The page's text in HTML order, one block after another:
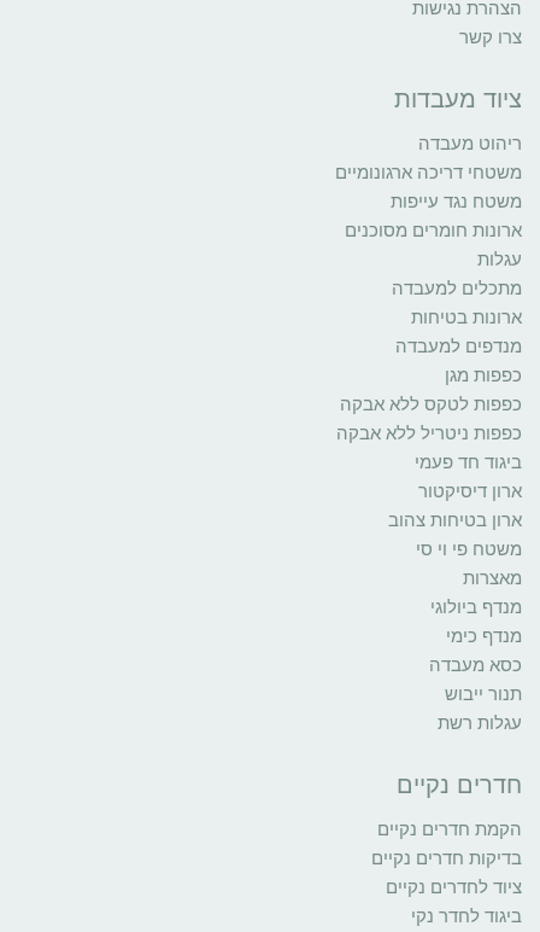
הצהרת נגישות
צרו קשר
ציוד מעבדות
ריהוט מעבדה
משטחי דריכה ארגונומיים
משטח נגד עייפות
ארונות חומרים מסוכנים
עגלות
מתכלים למעבדה
ארונות בטיחות
מנדפים למעבדה
כפפות מגן
כפפות לטקס ללא אבקה
כפפות ניטריל ללא אבקה
ביגוד חד פעמי
ארון דיסיקטור
ארון בטיחות צהוב
משטח פי וי סי
מאצרות
מנדף ביולוגי
מנדף כימי
כסא מעבדה
תנור ייבוש
עגלות רשת
חדרים נקיים
הקמת חדרים נקיים
בדיקות חדרים נקיים
ציוד לחדרים נקיים
ביגוד לחדר נקי